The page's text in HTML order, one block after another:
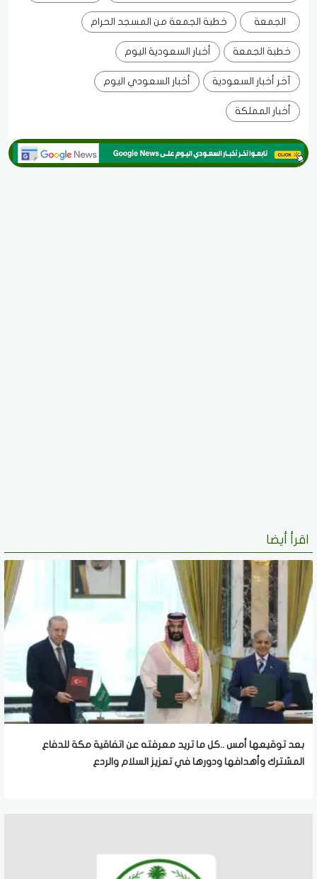
الجمعة خطبة الجمعة من المسجد الحرام
خطبة الجمعة أخبار السعودية اليوم
آخر أخبار السعودية أخبار السعودي اليوم
أخبار المملكة
اقرأ أيضا
بعد توقيعها أمس ..كل ما تريد معرفته عن اتفاقية مكة للدفاع
المشترك وأهدافها ودورها في تعزيز السلام والردع